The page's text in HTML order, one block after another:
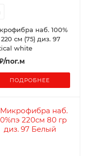
наб. 100%
см (75) диз. 97
white
/пог.м
ПОДРОБНЕЕ